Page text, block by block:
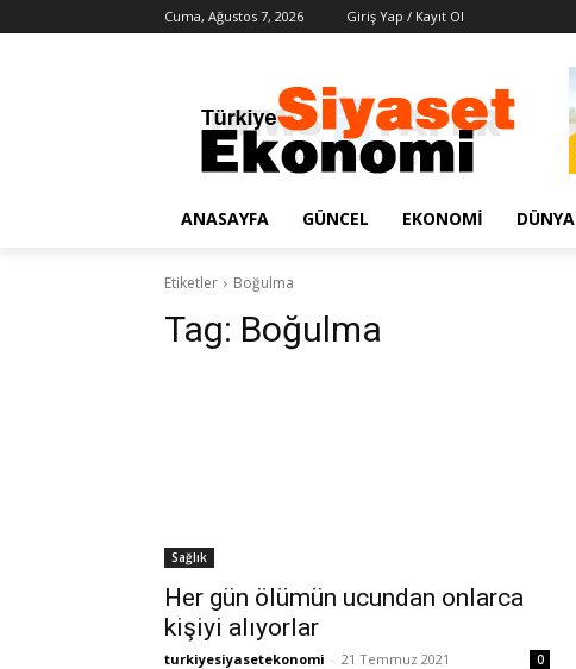
Cuma, Ağustos 7, 2026 Giriş Yap / Kayıt Ol
ANASAYFA GÜNCEL EKONOMI DÜNYA
Etiketler Boğulma
Tag: Boğulma
Sağlık
Her gün ölümün ucundan onlarca
kişiyi alıyorlar
turkiyesiyasetekonomi - 21 Temmuz 2021 0